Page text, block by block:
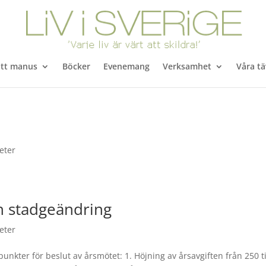
manus Böcker Evenemang Verksamhet Våra
stadgeändring
för beslut av årsmötet: 1. Höjning av årsavgiften från 250